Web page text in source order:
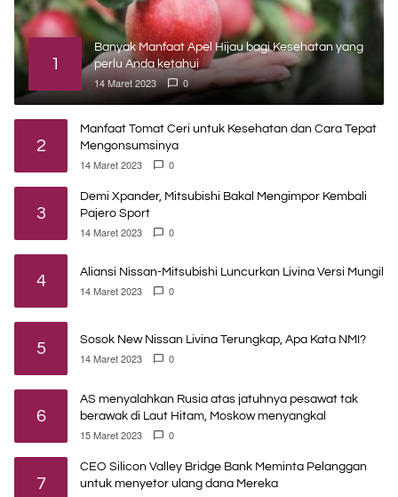
1
Banyak Manfaat Apel Hijau bagi Kesehatan yang
perlu Anda ketahui
14 Maret 2023 0
2
Manfaat Tomat Ceri untuk Kesehatan dan Cara Tepat
Mengonsumsinya
14 Maret 2023 0
3
Demi Xpander, Mitsubishi Bakal Mengimpor Kembali
Pajero Sport
14 Maret 2023 0
4 Aliansi Nissan-Mitsubishi Luncurkan Livina Versi Mungil
14 Maret 2023 0
5 Sosok New Nissan Livina Terungkap, Apa Kata NMI?
14 Maret 2023 0
6
AS menyalahkan Rusia atas jatuhnya pesawat tak
berawak di Laut Hitam, Moskow menyangkal
15 Maret 2023 0
7
CEO Silicon Valley Bridge Bank Meminta Pelanggan
untuk menyetor ulang dana Mereka